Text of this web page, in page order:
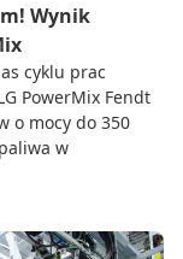
Wynik
cyklu prac
PowerMix Fendt
o mocy do 350
w